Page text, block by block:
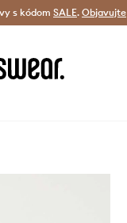
aj do 24 h >
s kódom SALE. Objavujte